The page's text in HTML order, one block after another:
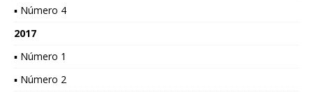
▪ Número 4
2017
▪ Número 1
▪ Número 2